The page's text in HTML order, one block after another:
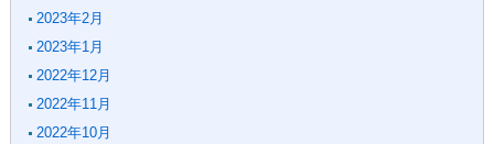
2023年2月
2023年1月
2022年12月
2022年11月
2022年10月